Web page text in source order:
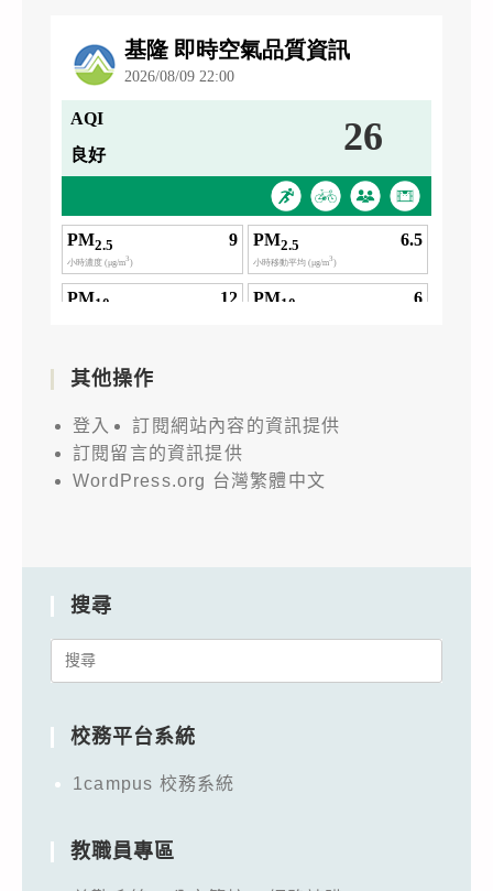
其他操作
登入
訂閱網站內容的資訊提供
訂閱留言的資訊提供
WordPress.org 台灣繁體中文
搜尋
Search
校務平台系統
1campus 校務系統
教職員專區